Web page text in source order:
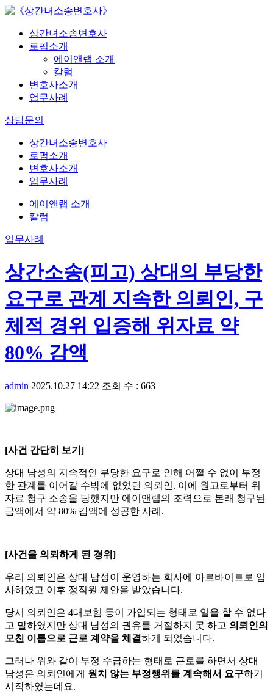
상간녀소송변호사
로펌소개
에이앤랩 소개
칼럼
변호사소개
업무사례
상담문의
상간녀소송변호사
로펌소개
변호사소개
업무사례
에이앤랩 소개
칼럼
업무사례
상간소송(피고) 상대의 부당한
요구로 관계 지속한 의뢰인, 구
체적 경위 입증해 위자료 약
80% 감액
admin 2025.10.27 14:22 조회 수 : 663
[사건 간단히 보기]
상대 남성의 지속적인 부당한 요구로 인해 어쩔 수 없이 부정
한 관계를 이어갈 수밖에 없었던 의뢰인. 이에 원고로부터 위
자료 청구 소송을 당했지만 에이앤랩의 조력으로 본래 청구된
금액에서 약 80% 감액에 성공한 사례.
[사건을 의뢰하게 된 경위]
우리 의뢰인은 상대 남성이 운영하는 회사에 아르바이트로 입
사하였고 이후 정직원 제안을 받았습니다.
당시 의뢰인은 4대보험 등이 가입되는 형태로 일을 할 수 없다
고 말하였지만 상대 남성의 권유를 거절하지 못 하고 의뢰인의
모친 이름으로 근로 계약을 체결하게 되었습니다.
그러나 위와 같이 부정 수급하는 형태로 근로를 하면서 상대
남성은 의뢰인에게 원치 않는 부정행위를 계속해서 요구하기
시작하였는데요.